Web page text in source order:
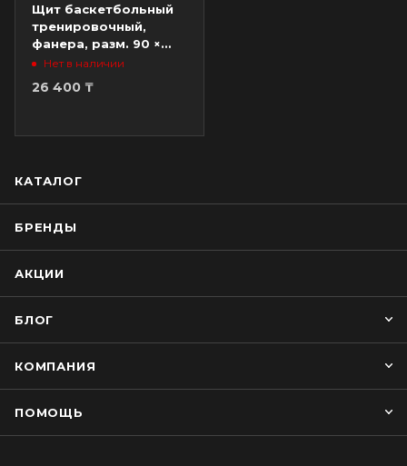
Щит баскетбольный
тренировочный,
фанера, разм. 90 ×
120 см
Нет в наличии
26 400 ₸
КАТАЛОГ
БРЕНДЫ
АКЦИИ
БЛОГ
КОМПАНИЯ
ПОМОЩЬ